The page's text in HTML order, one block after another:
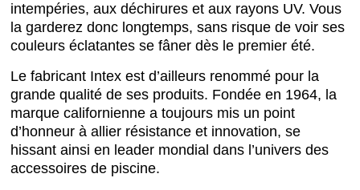
intempéries, aux déchirures et aux rayons UV. Vous
la garderez donc longtemps, sans risque de voir ses
couleurs éclatantes se fâner dès le premier été.
Le fabricant Intex est d’ailleurs renommé pour la
grande qualité de ses produits. Fondée en 1964, la
marque californienne a toujours mis un point
d’honneur à allier résistance et innovation, se
hissant ainsi en leader mondial dans l’univers des
accessoires de piscine.